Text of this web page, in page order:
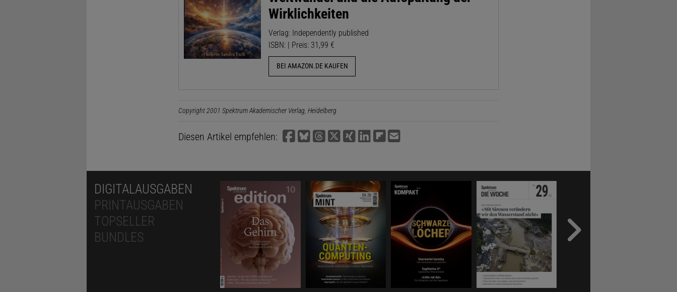
Wirklichkeiten
Verlag: Independently published
ISBN: | Preis: 31,99 €
BEI AMAZON.DE KAUFEN
Copyright 2001 Spektrum Akademischer Verlag, Heidelberg
Diesen Artikel empfehlen:
DIGITALAUSGABEN
PRINTAUSGABEN
TOPSELLER
BUNDLES